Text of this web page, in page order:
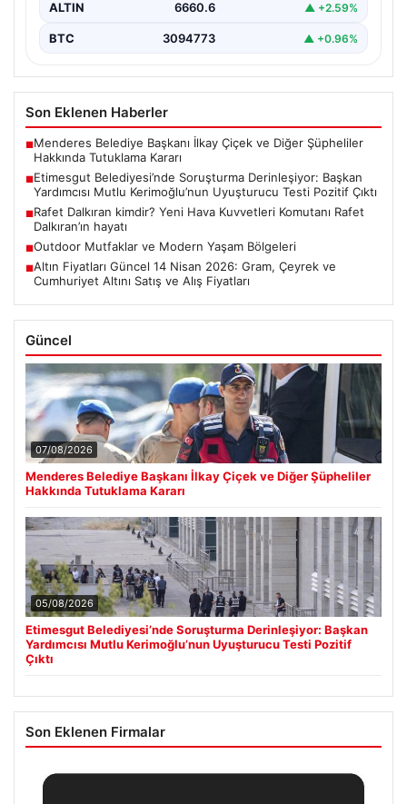
ALTIN 6660.6 ▲ +2.59%
BTC 3094773 ▲ +0.96%
Son Eklenen Haberler
■Menderes Belediye Başkanı İlkay Çiçek ve Diğer Şüpheliler
Hakkında Tutuklama Kararı
■Etimesgut Belediyesi’nde Soruşturma Derinleşiyor: Başkan
Yardımcısı Mutlu Kerimoğlu’nun Uyuşturucu Testi Pozitif Çıktı
■Rafet Dalkıran kimdir? Yeni Hava Kuvvetleri Komutanı Rafet
Dalkıran’ın hayatı
■Outdoor Mutfaklar ve Modern Yaşam Bölgeleri
■Altın Fiyatları Güncel 14 Nisan 2026: Gram, Çeyrek ve
Cumhuriyet Altını Satış ve Alış Fiyatları
Güncel
07/08/2026
Menderes Belediye Başkanı İlkay Çiçek ve Diğer Şüpheliler
Hakkında Tutuklama Kararı
05/08/2026
Etimesgut Belediyesi’nde Soruşturma Derinleşiyor: Başkan
Yardımcısı Mutlu Kerimoğlu’nun Uyuşturucu Testi Pozitif
Çıktı
Son Eklenen Firmalar